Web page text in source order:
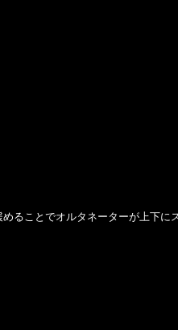
ることでオルタネーターが上下に